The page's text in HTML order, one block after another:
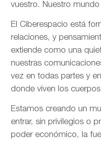
vuestro. Nuestro
El Ciberespacio está
relaciones, y
extiende como una
nuestras
vez en todas partes y
donde viven los
Estamos creando un
entrar, sin privilegios o
poder económico, la